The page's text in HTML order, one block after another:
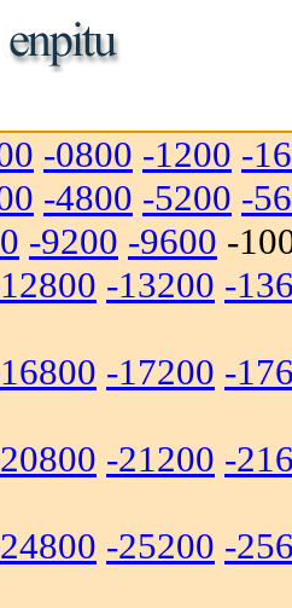
-0800 -1200 -
-4800 -5200 -
-9200 -9600 -
-13200 -
-17200 -
-21200 -
-25200 -